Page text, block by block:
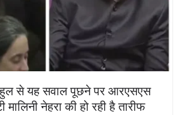
से यह सवाल पूछने पर आरएसएस
मालिनी नेहरा की हो रही है तारीफ